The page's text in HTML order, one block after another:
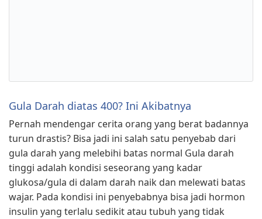
Gula Darah diatas 400? Ini Akibatnya
Pernah mendengar cerita orang yang berat badannya
turun drastis? Bisa jadi ini salah satu penyebab dari
gula darah yang melebihi batas normal Gula darah
tinggi adalah kondisi seseorang yang kadar
glukosa/gula di dalam darah naik dan melewati batas
wajar. Pada kondisi ini penyebabnya bisa jadi hormon
insulin yang terlalu sedikit atau tubuh yang tidak